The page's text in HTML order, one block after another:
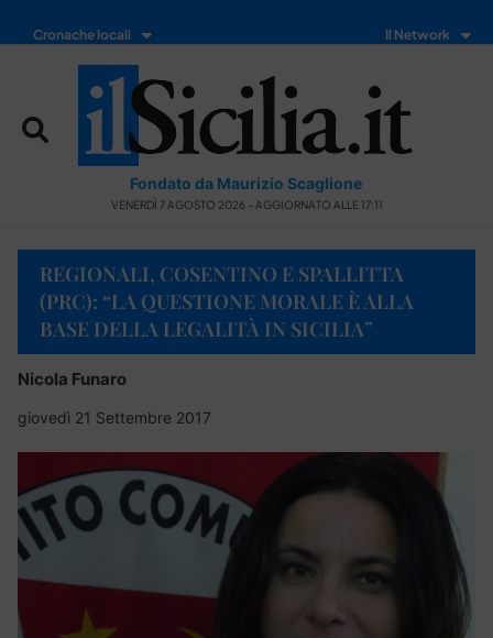
Cronache locali Il Network
Fondato da Maurizio Scaglione
VENERDÌ 7 AGOSTO 2026 - AGGIORNATO ALLE 17:11
REGIONALI, COSENTINO E SPALLITTA
(PRC): “LA QUESTIONE MORALE È ALLA
BASE DELLA LEGALITÀ IN SICILIA”
Nicola Funaro
giovedì 21 Settembre 2017